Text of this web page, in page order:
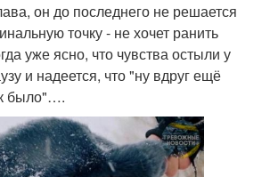
он до последнего не решается
точку - не хочет ранить
уже ясно, что чувства остыли у
и надеется, что "ну вдруг ещё
было"….